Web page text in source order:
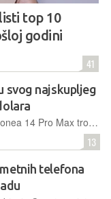
top 10
godini
41
svog najskupljeg
Apple na proizvodnju iPhonea 14 Pro Max troši 3,7 posto više novca u odnosu na sklapanje iPhone 13 Pro Max modela, prvenstveno zbog novog SoC-a i poboljšane kamere
13
telefona